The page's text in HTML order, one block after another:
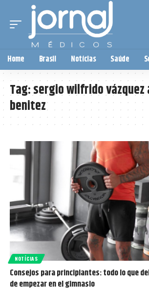
Home Brasil Notícias Saúde
Tag:sergio wilfrido
benitez
NOTÍCIAS
Consejos para principiantes: todo lo que
de empezar en el gimnasio